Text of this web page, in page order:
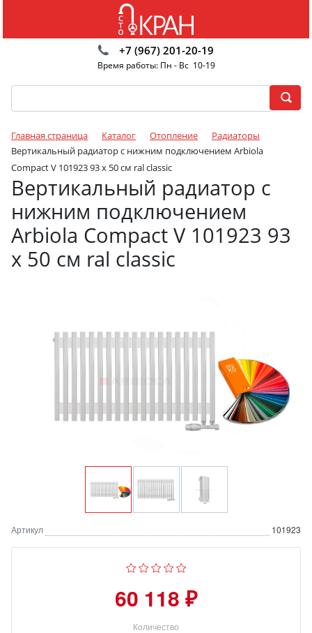
+7 (967) 201-20-19
Время работы: Пн - Вс 10-19
Главная страница Каталог Отопление
Радиаторы
Вертикальный радиатор с нижним подключением Arbiola
Compact V 101923 93 х 50 см ral classic
Вертикальный радиатор с
нижним подключением
Arbiola Compact V 101923 93
х 50 см ral classic
Артикул 101923
60 118 ₽
Количество